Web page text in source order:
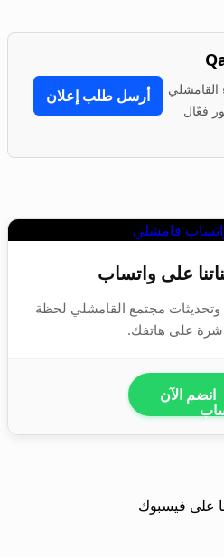
فعّال
أرسل طلب إعلان
على واتساب
وتحديثات مجتمع القامشلي لحظة
على هاتفك.
انضم الآن